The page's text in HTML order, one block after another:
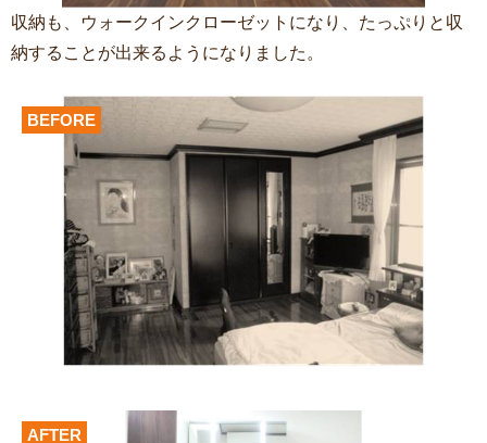
収納も、ウォークインクローゼットになり、たっぷりと収
納することが出来るようになりました。
BEFORE
AFTER